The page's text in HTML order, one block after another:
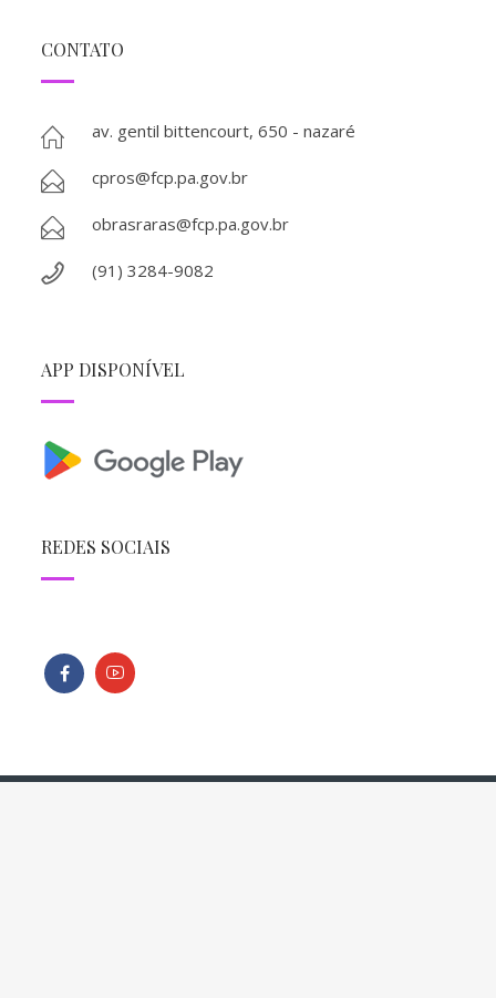
CONTATO
av. gentil bittencourt, 650 - nazaré
cpros@fcp.pa.gov.br
obrasraras@fcp.pa.gov.br
(91) 3284-9082
APP DISPONÍVEL
REDES SOCIAIS